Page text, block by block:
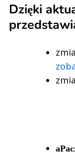
Dzięki